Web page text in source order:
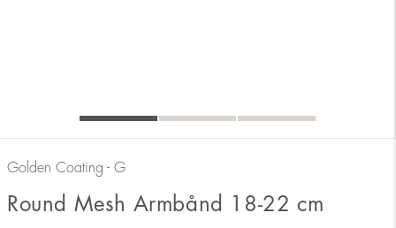
Golden Coating - G
Round Mesh Armbånd 18-22 cm